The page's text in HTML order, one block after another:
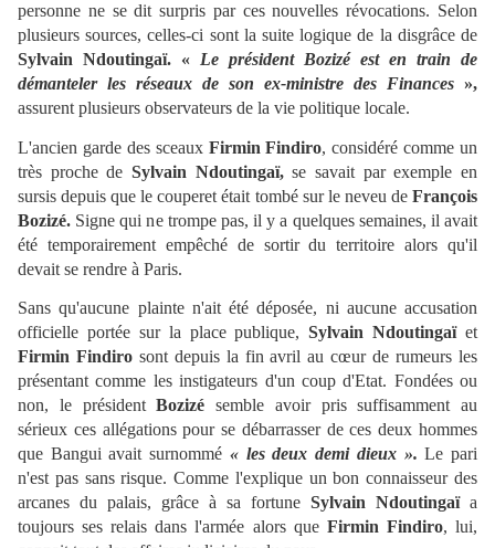
personne ne se dit surpris par ces nouvelles révocations. Selon
plusieurs sources, celles-ci sont la suite logique de la disgrâce de
Sylvain Ndoutingaï. « Le président Bozizé est en train de
démanteler les réseaux de son ex-ministre des Finances »,
assurent plusieurs observateurs de la vie politique locale.
L'ancien garde des sceaux Firmin Findiro, considéré comme un
très proche de Sylvain Ndoutingaï,se savait par exemple en
sursis depuis que le couperet était tombé sur le neveu de François
Bozizé. Signe qui ne trompe pas, il y a quelques semaines, il avait
été temporairement empêché de sortir du territoire alors qu'il
devait se rendre à Paris.
Sans qu'aucune plainte n'ait été déposée, ni aucune accusation
officielle portée sur la place publique,Sylvain Ndoutingaïet
Firmin Findirosont depuis la fin avril au cœur de rumeurs les
présentant comme les instigateurs d'un coup d'Etat. Fondées ou
non, le présidentBozizé semble avoir pris suffisamment au
sérieux ces allégations pour se débarrasser de ces deux hommes
que Bangui avait surnommé « les deux demi dieux ». Le pari
n'est pas sans risque. Comme l'explique un bon connaisseur des
arcanes du palais, grâce à sa fortune Sylvain Ndoutingaïa
toujours ses relais dans l'armée alors que Firmin Findiro, lui,